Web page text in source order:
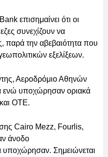
επισημαίνει ότι οι
συνεχίζουν να
παρά την αβεβαιότητα που
εξελίξεων.
Αεροδρόμιο Αθηνών
ενώ υποχώρησαν οριακά
ΟΤΕ.
Cairo Mezz, Fourlis,
άνοδο
υποχώρησαν. Σημειώνεται